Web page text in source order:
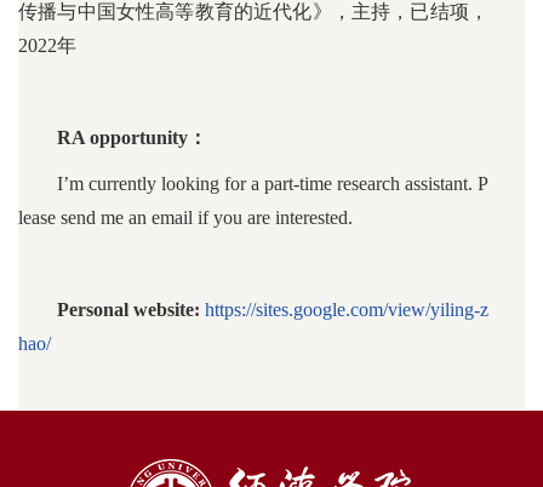
传播与中国女性高等教育的近代化》，主持，已结项，
2022年
RA opportunity：
I’m currently looking for a part-time research assistant. P
lease send me an email if you are interested.
Personal website: https://sites.google.com/view/yiling-z
hao/